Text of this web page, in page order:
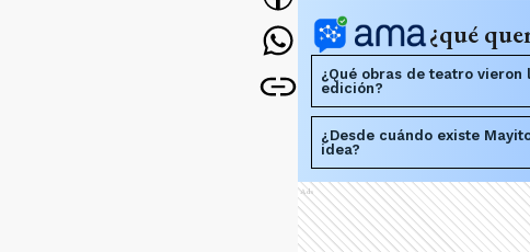
¿qué
¿Qué obras de teatro vieron
edición?
¿Desde cuándo existe
idea?
Ads